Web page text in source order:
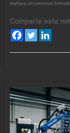
mañana, un consorcio
Comparte esta